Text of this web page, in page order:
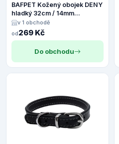
BAFPET Kožený obojek DENY
hladký 32cm / 14mm
tyrkysová
v 1 obchodě
od269 Kč
Do obchodu